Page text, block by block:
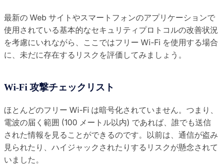
最新の Web サイトやスマートフォンのアプリケーションで
使用されている基本的なセキュリティプロトコルの改善状況
を考慮にいれながら、ここではフリー Wi-Fi を使用する場合
に、未だに存在するリスクを評価してみましょう。
Wi-Fi 攻撃チェックリスト
ほとんどのフリー Wi-Fi は暗号化されていません。つまり、
電波の届く範囲 (100 メートル以内) であれば、誰でも送信
された情報を見ることができるのです。以前は、通信が盗み
見られたり、ハイジャックされたりするリスクが懸念されて
いました。